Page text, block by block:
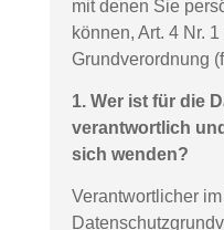
mit denen Sie
können, Art. 4 Nr.
Grundverordnung
1. Wer ist für die
verantwortlich
sich wenden?
Verantwortlicher